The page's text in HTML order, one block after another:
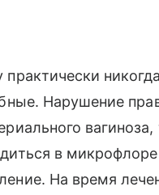
Нарушение
вагиноза,
в
На время